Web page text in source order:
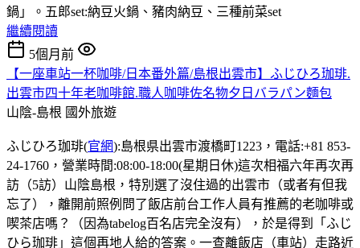
鍋」。五郎set:納豆火鍋、豬肉納豆、三種前菜set
繼續閱讀
5個月前
【一座車站一杯咖啡/日本番外篇/島根出雲市】ふじひろ珈琲.
出雲市四十年老咖啡館.職人咖啡佐名物夕日バラパン麵包
山陰-島根 國外旅遊
ふじひろ珈琲(官網):島根県出雲市渡橋町1223，電話:+81 853-
24-1760，營業時間:08:00-18:00(星期日休)這次相福六年再次再
訪（5訪）山陰島根，特別選了沒住過的出雲市（或者有但我
忘了），離開前照例問了飯店前台工作人員有推薦的老咖啡或
喫茶店嗎？（因為tabelog百名店完全沒有），於是得到「ふじ
ひら珈琲」這個再地人給的答案。一查離飯店（車站）走路近